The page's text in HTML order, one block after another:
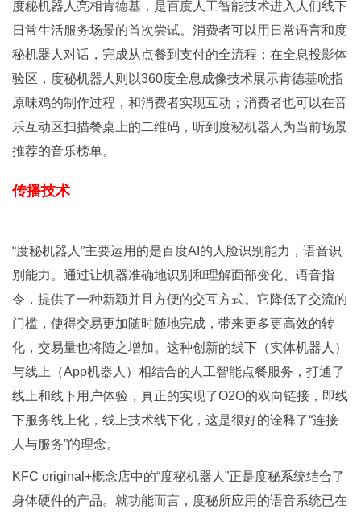
度秘机器人亮相肯德基，是百度人工智能技术进入人们线下
日常生活服务场景的首次尝试。消费者可以用日常语言和度
秘机器人对话，完成从点餐到支付的全流程；在全息投影体
验区，度秘机器人则以360度全息成像技术展示肯德基吮指
原味鸡的制作过程，和消费者实现互动；消费者也可以在音
乐互动区扫描餐桌上的二维码，听到度秘机器人为当前场景
推荐的音乐榜单。
传播技术
“度秘机器人”主要运用的是百度AI的人脸识别能力，语音识
别能力。通过让机器准确地识别和理解面部变化、语音指
令，提供了一种新颖并且方便的交互方式。它降低了交流的
门槛，使得交易更加随时随地完成，带来更多更高效的转
化，交易量也将随之增加。这种创新的线下（实体机器人）
与线上（App机器人）相结合的人工智能点餐服务，打通了
线上和线下用户体验，真正的实现了O2O的双向链接，即线
下服务线上化，线上技术线下化，这是很好的诠释了“连接
人与服务”的理念。
KFC original+概念店中的“度秘机器人”正是度秘系统结合了
身体硬件的产品。就功能而言，度秘所应用的语音系统已在